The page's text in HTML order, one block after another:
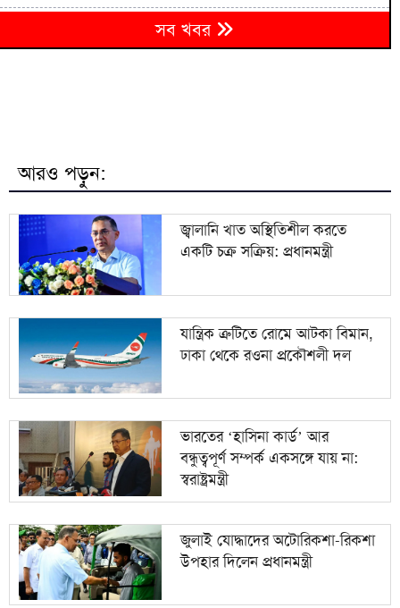
৬
আশুলিয়ায় কাফনের কাপড়সহ চিঠিতে প্রাণনাশের হুমকির
অভিযোগ
ঘিরে বাঁশখালীতে উৎসব
৯ মাইক অপসারণ
১০ হাম ও হামের উপসর্গ নিয়ে আরও চার জনের মৃত্যু
সব খবর
আরও পড়ুন:
জ্বালানি খাত অস্থিতিশীল করতে
একটি চক্র সক্রিয়: প্রধানমন্ত্রী
যান্ত্রিক ত্রুটিতে রোমে আটকা বিমান,
ঢাকা থেকে রওনা প্রকৌশলী দল
ভারতের ‘হাসিনা কার্ড’ আর
বন্ধুত্বপূর্ণ সম্পর্ক একসঙ্গে যায় না:
স্বরাষ্ট্রমন্ত্রী
জুলাই যোদ্ধাদের অটোরিকশা-রিকশা
উপহার দিলেন প্রধানমন্ত্রী